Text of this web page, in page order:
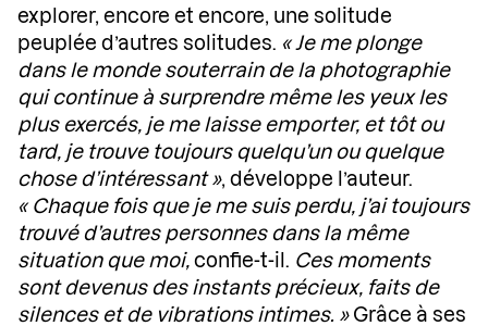
explorer, encore et encore, une solitude
peuplée d’autres solitudes. « Je me plonge
dans le monde souterrain de la photographie
qui continue à surprendre même les yeux les
plus exercés, je me laisse emporter, et tôt ou
tard, je trouve toujours quelqu’un ou quelque
chose d’intéressant », développe l’auteur.
« Chaque fois que je me suis perdu, j’ai toujours
trouvé d’autres personnes dans la même
situation que moi, confie-t-il. Ces moments
sont devenus des instants précieux, faits de
silences et de vibrations intimes. »Grâce à ses